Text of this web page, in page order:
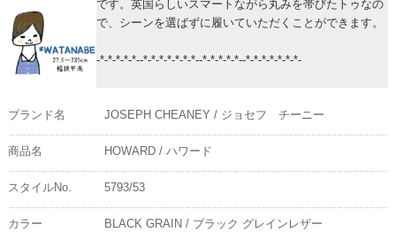
です。英国らしいスマートながら丸みを帯びたトゥなの
で、シーンを選ばずに履いていただくことができます。
-*-*-*-*-*--*-*-*-*-*-*-*--*-*-*-*-*--*-*-*-*-*-*-*-
ブランド名 JOSEPH CHEANEY / ジョセフ チーニー
商品名 HOWARD / ハワード
スタイルNo. 5793/53
カラー BLACK GRAIN / ブラック グレインレザー